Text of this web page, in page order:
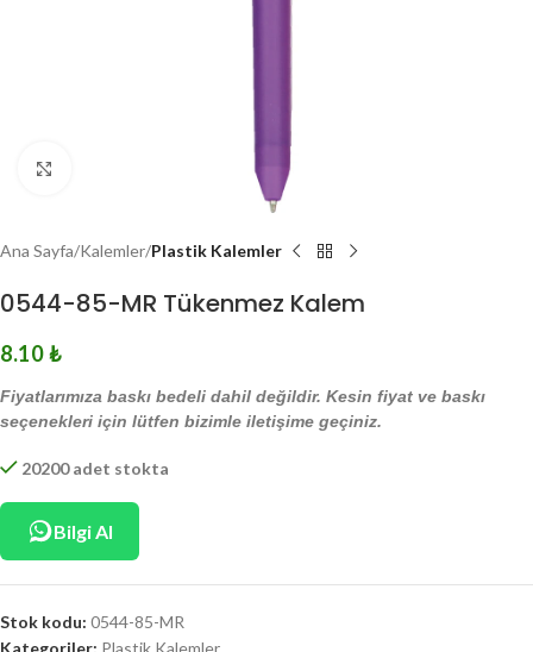
Ana Sayfa Kalemler Plastik Kalemler
0544-85-MR Tükenmez Kalem
8.10₺
Fiyatlarımıza baskı bedeli dahil değildir. Kesin fiyat ve baskı
seçenekleri için lütfen bizimle iletişime geçiniz.
20200 adet stokta
Bilgi Al
Stok kodu: 0544-85-MR
Kategoriler: Plastik Kalemler